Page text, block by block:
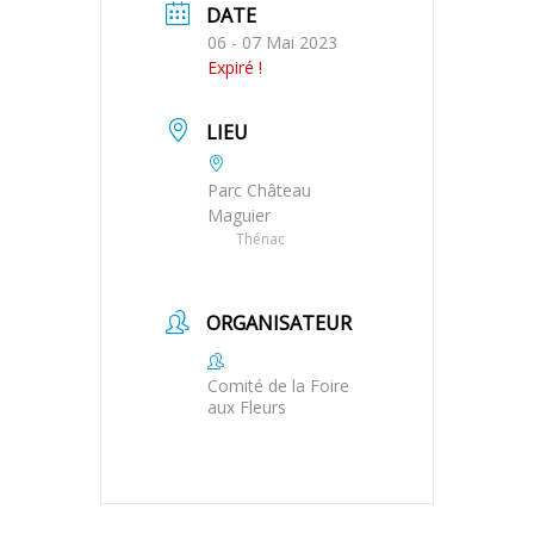
DATE
06 - 07 Mai 2023
Expiré !
LIEU
Parc Château
Maguier
Thénac
ORGANISATEUR
Comité de la Foire
aux Fleurs